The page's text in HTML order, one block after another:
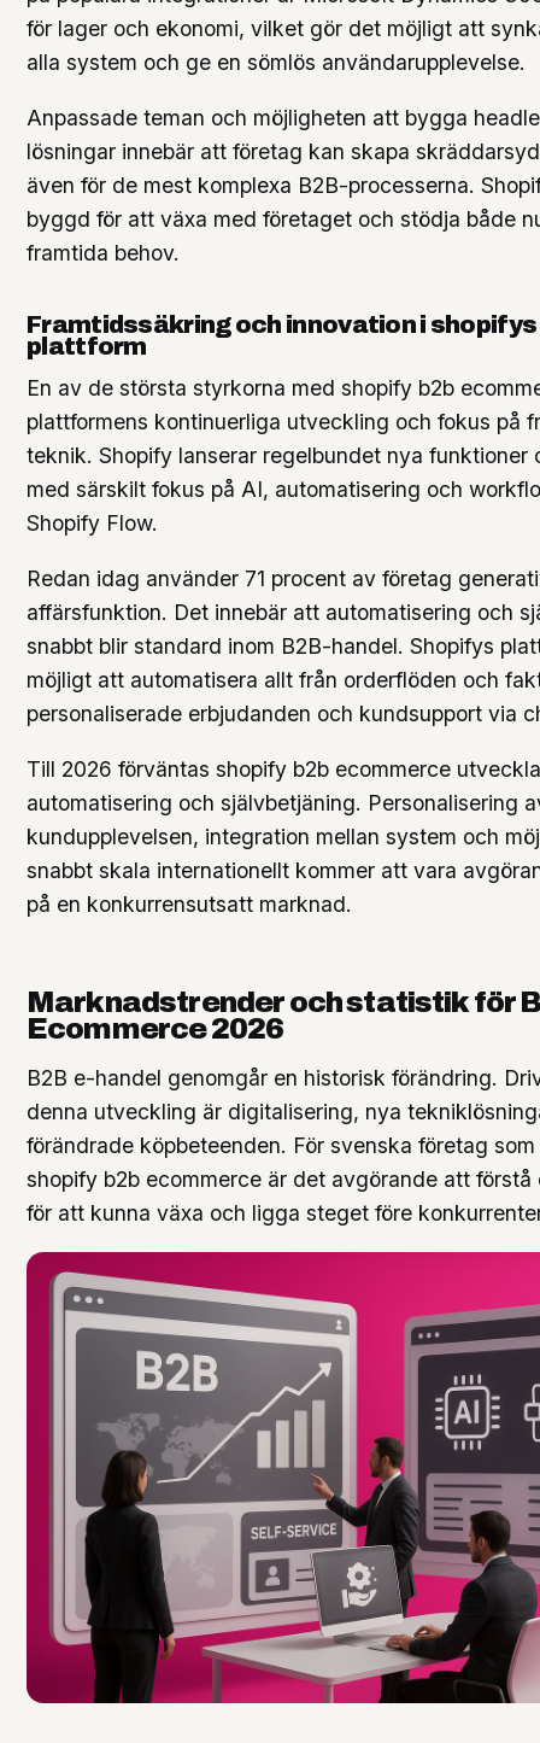
för lager och ekonomi, vilket gör det möjligt att
alla system och ge en sömlös användarupplevelse.
Anpassade teman och möjligheten att bygga
lösningar innebär att företag kan skapa
även för de mest komplexa B2B-processerna.
byggd för att växa med företaget och stödja både
framtida behov.
Framtidssäkring och innovation i shopifys
plattform
En av de största styrkorna med shopify b2b
plattformens kontinuerliga utveckling och fokus på
teknik. Shopify lanserar regelbundet nya funktioner
med särskilt fokus på AI, automatisering och
Shopify Flow.
Redan idag använder 71 procent av företag
affärsfunktion. Det innebär att automatisering och
snabbt blir standard inom B2B-handel. Shopifys
möjligt att automatisera allt från orderflöden och
personaliserade erbjudanden och kundsupport via
Till 2026 förväntas shopify b2b ecommerce
automatisering och självbetjäning. Personalisering
kundupplevelsen, integration mellan system och
snabbt skala internationellt kommer att vara
på en konkurrensutsatt marknad.
Marknadstrender och statistik för
Ecommerce 2026
B2B e-handel genomgår en historisk förändring.
denna utveckling är digitalisering, nya
förändrade köpbeteenden. För svenska företag
shopify b2b ecommerce är det avgörande att förstå
för att kunna växa och ligga steget före